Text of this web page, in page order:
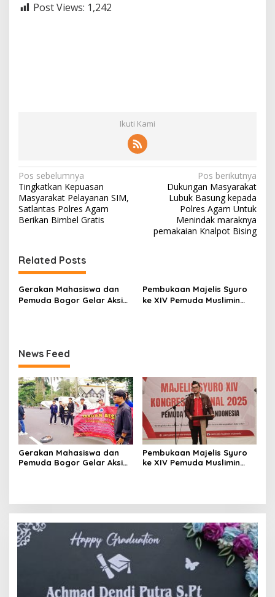
Post Views: 1,242
Ikuti Kami
N
a
v
i
a
s
i
s
Pos sebelumnya
Tingkatkan Kepuasan
Masyarakat Pelayanan SIM,
Satlantas Polres Agam
Berikan Bimbel Gratis
Pos berikutnya
Dukungan Masyarakat
Lubuk Basung kepada
Polres Agam Untuk
Menindak maraknya
pemakaian Knalpot Bising
Related Posts
Gerakan Mahasiswa dan
Pemuda Bogor Gelar Aksi
Pembukaan Majelis Syuro
ke XIV Pemuda Muslimin
News Feed
Gerakan Mahasiswa dan
Pemuda Bogor Gelar Aksi
Pembukaan Majelis Syuro
ke XIV Pemuda Muslimin
Sumatera